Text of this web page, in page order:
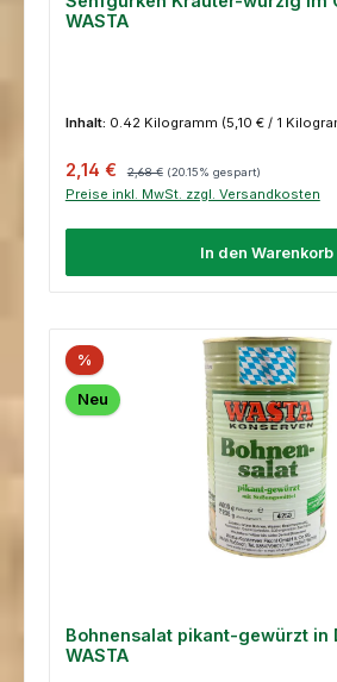
WASTA
Inhalt: 0.42 Kilogramm (5,10 € / 1
Verkaufspreis:
2,14 € 2,68 € (20.15% gespart)
Preise inkl. MwSt. zzgl. Versandkosten
In den Warenkorb
%
Neu
Bohnensalat pikant-gewürzt in
WASTA